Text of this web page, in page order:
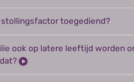
toegediend?
ook op latere leeftijd worden